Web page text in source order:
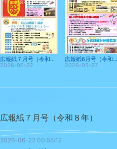
広報紙７月号（令和８年）
2026-06-22
広報紙6月号（令和８年）＆つなgoイベントカレンダー６月・７月
2026-05-27
広報紙７月号（令和８年）
2026-06-22 00:55:12